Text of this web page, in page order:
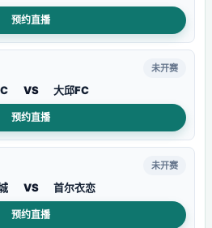
预约直播
VS 大邱FC
未开赛
预约直播
VS 首尔衣恋
未开赛
预约直播